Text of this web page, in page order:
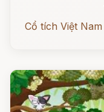
Cổ tích Việt Nam